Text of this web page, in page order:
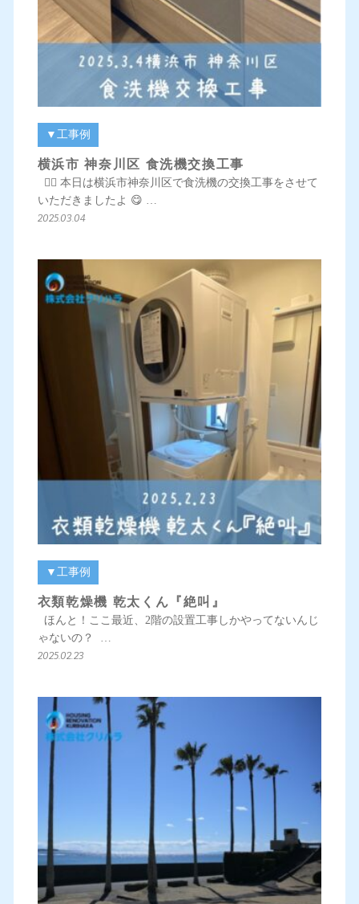
▼工事例
横浜市 神奈川区 食洗機交換工事
💁‍♀️ 本日は横浜市神奈川区で食洗機の交換工事をさせて
いただきましたよ 😋 …
2025.03.04
▼工事例
衣類乾燥機 乾太くん『絶叫』
ほんと！ここ最近、2階の設置工事しかやってないんじ
ゃないの？ …
2025.02.23